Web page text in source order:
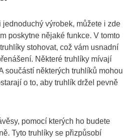
výrobek, můžete i zde
poskytne nějaké funkce. V tomto
stohovat, což vám usnadní
Některé truhlíky mívají
součástí některých truhlíků mohou
o to, aby truhlík držel pevně
pomocí kterých ho budete
Tyto truhlíky se přizpůsobí